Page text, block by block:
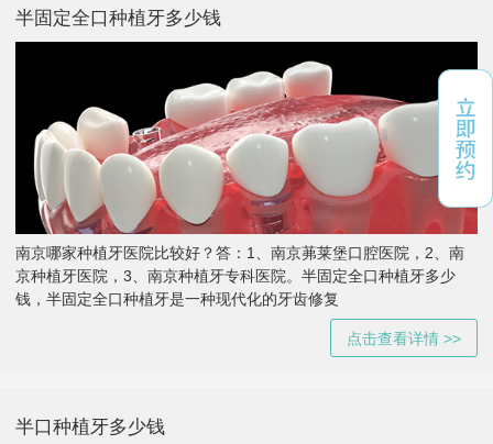
半固定全口种植牙多少钱
南京哪家种植牙医院比较好？答：1、南京茀莱堡口腔医院，2、南
京种植牙医院，3、南京种植牙专科医院。半固定全口种植牙多少
钱，半固定全口种植牙是一种现代化的牙齿修复
点击查看详情 >>
半口种植牙多少钱